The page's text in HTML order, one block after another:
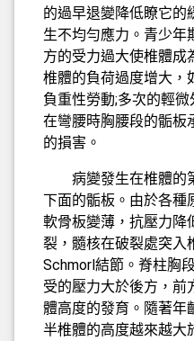
的過早退變降低瞭它的
生不均勻應力。青少年
方的受力過大使椎體成
椎體的負荷過度增大，
負重性勞動;多次的輕
在彎腰時胸腰段的骺板
的損害。
病變發生在椎體的
下面的骺板。由於各種
軟骨板變薄，抗壓力降
裂，髓核在破裂處突入
Schmorl結節。脊柱胸
受的壓力大於後方，前
體高度的發育。隨著年
半椎體的高度越來越大